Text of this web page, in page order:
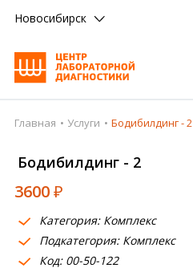
Новосибирск
Главная
Анализы
Врачи
Получить результат
Пациентам
Главная Услуги Бодибилдинг - 2
Бодибилдинг - 2
3600₽
Категория: Комплекс
Подкатегория: Комплекс
Код: 00-50-122